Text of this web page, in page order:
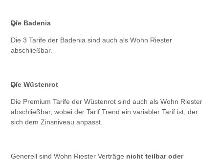
Die Badenia
Die 3 Tarife der Badenia sind auch als Wohn Riester
abschließbar.
Die Wüstenrot
Die Premium Tarife der Wüstenrot sind auch als Wohn Riester
abschließbar, wobei der Tarif Trend ein variabler Tarif ist, der
sich dem Zinsniveau anpasst.
Generell sind Wohn Riester Verträge nicht teilbar oder